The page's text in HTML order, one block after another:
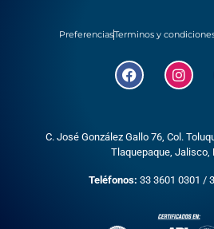
PreferenciasTerminos y
C. José González Gallo 76, Col.
Tlaquepaque, Jalisco,
Teléfonos: 33 3601 0301 /